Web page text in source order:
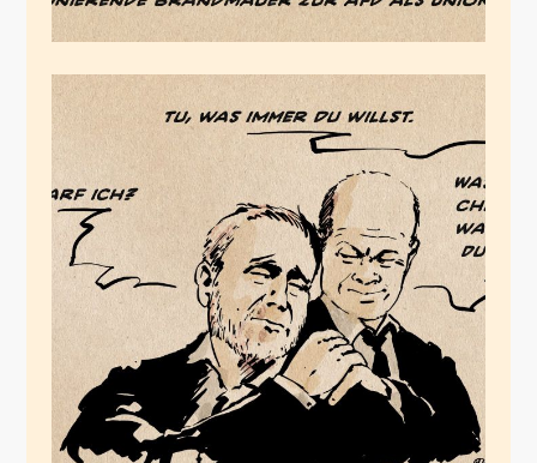
Der Protegé des
Amateurs
Mai 19, 2024